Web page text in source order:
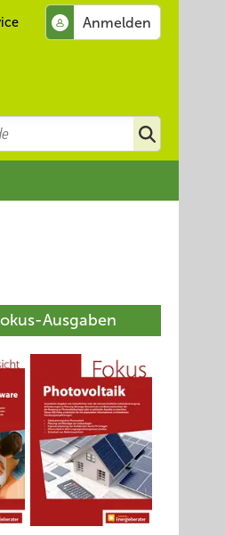
Ausgaben